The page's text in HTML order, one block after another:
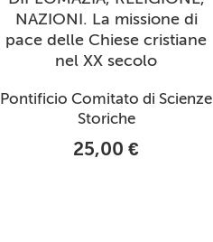
NAZIONI. La missione di
pace delle Chiese cristiane
nel XX secolo
Pontificio Comitato di Scienze
Storiche
25,00 €